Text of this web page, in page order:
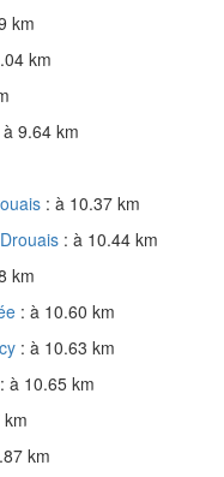
km
km
à 9.64 km
: à 10.37 km
: à 10.44 km
km
: à 10.60 km
: à 10.63 km
: à 10.65 km
km